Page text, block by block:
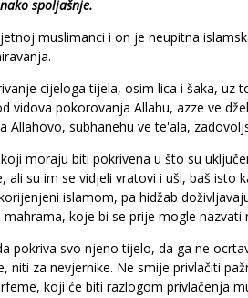
spoljašnje.
muslimanci i on je neupitna
cijeloga tijela, osim lica i šaka, uz
vidova pokorovanja Allahu, azze ve
Allahovo, subhanehu ve te'ala,
moraju biti pokrivena u što su
ali su im se vidjeli vratovi i uši, baš
islamom, pa hidžab
koje bi se prije mogle nazvati
pokriva svo njeno tijelo, da ga ne
niti za nevjernike. Ne smije privlačiti
koji će biti razlogom privlačenja